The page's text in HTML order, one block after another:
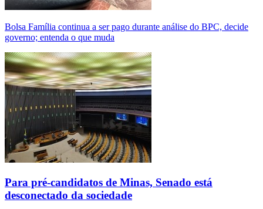
Bolsa Família continua a ser pago durante análise do BPC, decide
governo; entenda o que muda
Para pré-candidatos de Minas, Senado está
desconectado da sociedade